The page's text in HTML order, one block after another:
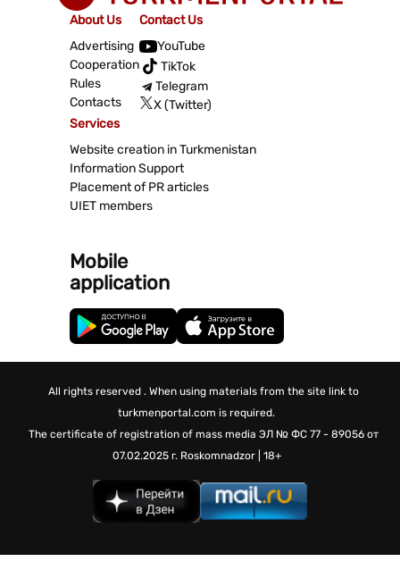
About Us
Advertising
Cooperation
Rules
Contacts
Contact Us
YouTube
TikTok
Telegram
X (Twitter)
Services
Website creation in Turkmenistan
Information Support
Placement of PR articles
UIET members
Mobile
application
All rights reserved . When using materials from the site link to
turkmenportal.com is required.
The certificate of registration of mass media ЭЛ № ФС 77 - 89056 от
07.02.2025 г. Roskomnadzor | 18+